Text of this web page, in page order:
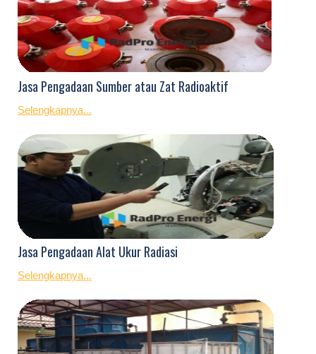
Jasa Pengadaan Sumber atau Zat Radioaktif
Selengkapnya...
Jasa Pengadaan Alat Ukur Radiasi
Selengkapnya...